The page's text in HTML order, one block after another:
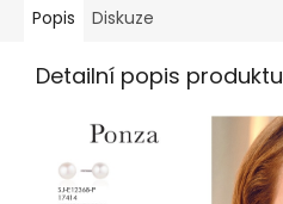
Popis Diskuze
Detailní popis produktu